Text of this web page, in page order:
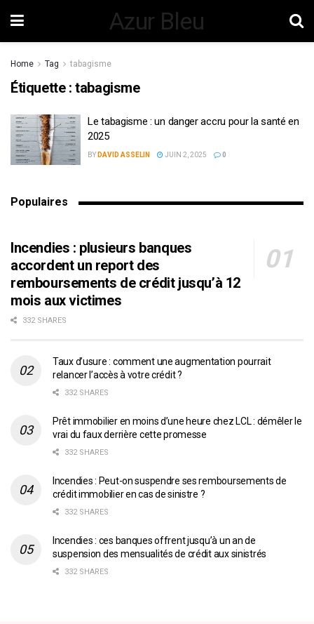
Azur Bleu
Home Tag tabagisme
Étiquette :tabagisme
Le tabagisme : un danger accru pour la santé en
2025
BY DAVID ASSELIN JUIN 2, 2025 0
Populaires
Incendies : plusieurs banques
accordent un report des
remboursements de crédit jusqu’à 12
mois aux victimes
332 SHARES
Taux d’usure : comment une augmentation pourrait
relancer l’accès à votre crédit ?
332 SHARES
Prêt immobilier en moins d’une heure chez LCL : démêler le
vrai du faux derrière cette promesse
332 SHARES
Incendies : Peut-on suspendre ses remboursements de
crédit immobilier en cas de sinistre ?
332 SHARES
Incendies : ces banques offrent jusqu’à un an de
suspension des mensualités de crédit aux sinistrés
332 SHARES